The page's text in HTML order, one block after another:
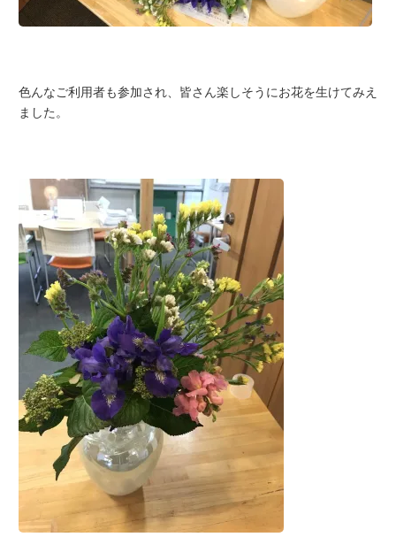
色んなご利用者も参加され、皆さん楽しそうにお花を生けてみえ
ました。